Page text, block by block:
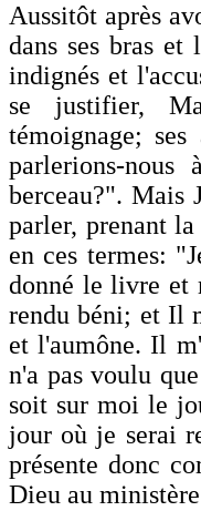
Aussitôt après
dans ses bras et
indignés et
se justifier,
témoignage;
parlerions-
berceau?". Mais
parler, prenant
en ces termes:
donné le livre et
rendu béni; et Il
et l'aumône. Il
n'a pas voulu
soit sur moi le
jour où je serai
présente donc
Dieu au